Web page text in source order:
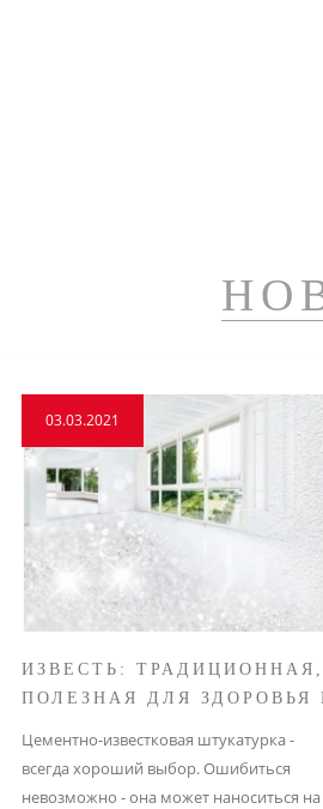
03.03.2021
ИЗВЕСТЬ: ТРАДИЦИОННАЯ,
ПОЛЕЗНАЯ ДЛЯ ЗДОРОВЬЯ
Цементно-известковая штукатурка -
всегда хороший выбор. Ошибиться
невозможно - она может наноситься на